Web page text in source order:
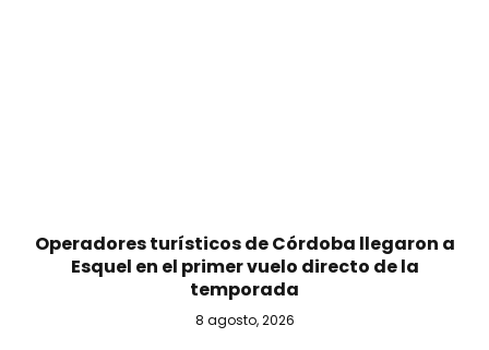
Operadores turísticos de Córdoba llegaron a
Esquel en el primer vuelo directo de la
temporada
8 agosto, 2026